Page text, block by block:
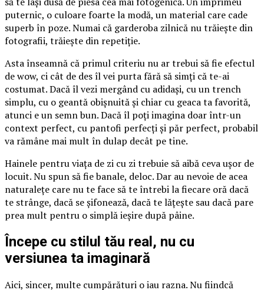
puternic, o culoare foarte la modă, un material care cade
superb în poze. Numai că garderoba zilnică nu trăiește din
fotografii, trăiește din repetiție.
Asta înseamnă că primul criteriu nu ar trebui să fie efectul
de wow, ci cât de des îl vei purta fără să simți că te-ai
costumat. Dacă îl vezi mergând cu adidași, cu un trench
simplu, cu o geantă obișnuită și chiar cu geaca ta favorită,
atunci e un semn bun. Dacă îl poți imagina doar într-un
context perfect, cu pantofi perfecți și păr perfect, probabil
va rămâne mai mult în dulap decât pe tine.
Hainele pentru viața de zi cu zi trebuie să aibă ceva ușor de
locuit. Nu spun să fie banale, deloc. Dar au nevoie de acea
naturalețe care nu te face să te întrebi la fiecare oră dacă
te strânge, dacă se șifonează, dacă te lățește sau dacă pare
prea mult pentru o simplă ieșire după pâine.
Începe cu stilul tău real, nu cu
versiunea ta imaginară
Aici, sincer, multe cumpărături o iau razna. Nu fiindcă